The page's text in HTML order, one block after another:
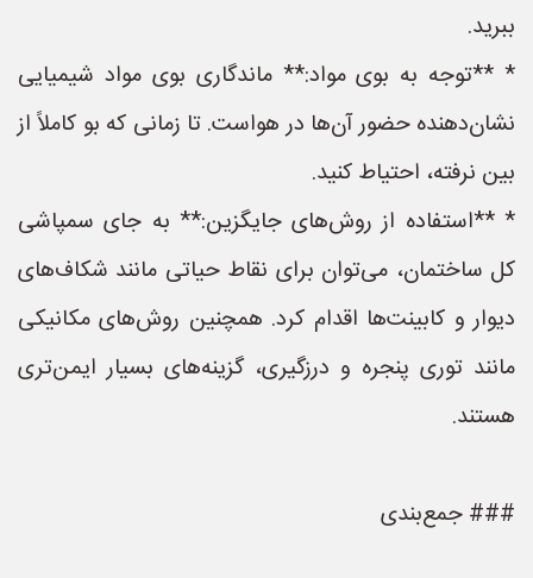
ببرید.
* **توجه به بوی مواد:** ماندگاری بوی مواد شیمیایی
نشان‌دهنده حضور آن‌ها در هواست. تا زمانی که بو کاملاً از
بین نرفته، احتیاط کنید.
* **استفاده از روش‌های جایگزین:** به جای سمپاشی
کل ساختمان، می‌توان برای نقاط حیاتی مانند شکاف‌های
دیوار و کابینت‌ها اقدام کرد. همچنین روش‌های مکانیکی
مانند توری پنجره و درزگیری، گزینه‌های بسیار ایمن‌تری
هستند.
### جمع‌بندی